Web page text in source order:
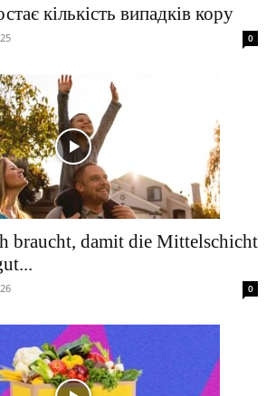
кількість випадків кору
0
braucht, damit die Mittelschicht
0